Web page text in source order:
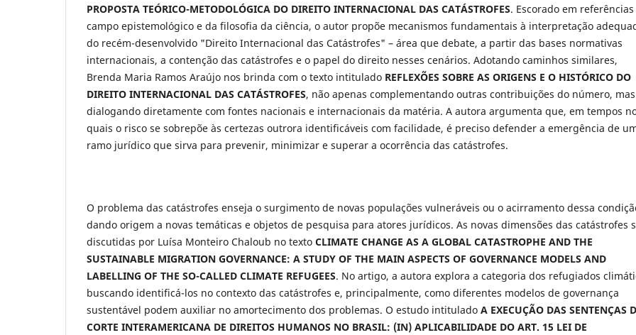
PROPOSTA TEÓRICO-METODOLÓGICA DO DIREITO INTERNACIONAL DAS CATÁSTROFES. Escorado em
campo epistemológico e da filosofia da ciência, o autor propõe mecanismos fundamentais à interpretação
do recém-desenvolvido "Direito Internacional das Catástrofes" – área que debate, a partir das bases normativas
internacionais, a contenção das catástrofes e o papel do direito nesses cenários. Adotando caminhos similares,
Brenda Maria Ramos Araújo nos brinda com o texto intitulado REFLEXÕES SOBRE AS ORIGENS E O HISTÓRICO DO
DIREITO INTERNACIONAL DAS CATÁSTROFES, não apenas complementando outras contribuições do número, mas
dialogando diretamente com fontes nacionais e internacionais da matéria. A autora argumenta que, em tempos
quais o risco se sobrepõe às certezas outrora identificáveis com facilidade, é preciso defender a emergência de
ramo jurídico que sirva para prevenir, minimizar e superar a ocorrência das catástrofes.
O problema das catástrofes enseja o surgimento de novas populações vulneráveis ou o acirramento dessa
dando origem a novas temáticas e objetos de pesquisa para atores jurídicos. As novas dimensões das catástrofes
discutidas por Luísa Monteiro Chaloub no texto CLIMATE CHANGE AS A GLOBAL CATASTROPHE AND THE
SUSTAINABLE MIGRATION GOVERNANCE: A STUDY OF THE MAIN ASPECTS OF GOVERNANCE MODELS AND
LABELLING OF THE SO-CALLED CLIMATE REFUGEES. No artigo, a autora explora a categoria dos refugiados
buscando identificá-los no contexto das catástrofes e, principalmente, como diferentes modelos de governança
sustentável podem auxiliar no amortecimento dos problemas. O estudo intitulado A EXECUÇÃO DAS SENTENÇAS
CORTE INTERAMERICANA DE DIREITOS HUMANOS NO BRASIL: (IN) APLICABILIDADE DO ART. 15 LEI DE